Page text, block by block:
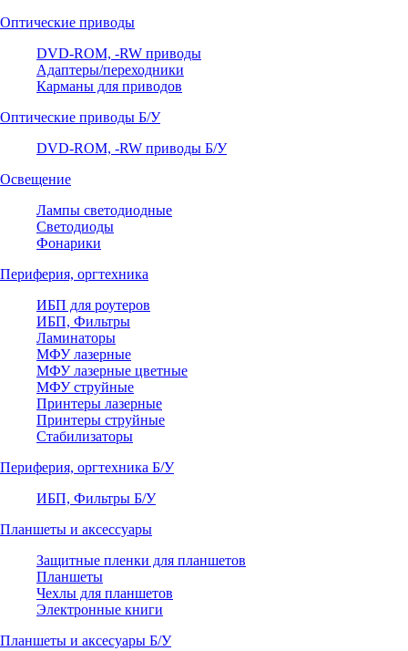
Оптические приводы
DVD-ROM, -RW приводы
Адаптеры/переходники
Карманы для приводов
Оптические приводы Б/У
DVD-ROM, -RW приводы Б/У
Освещение
Лампы светодиодные
Светодиоды
Фонарики
Периферия, оргтехника
ИБП для роутеров
ИБП, Фильтры
Ламинаторы
МФУ лазерные
МФУ лазерные цветные
МФУ струйные
Принтеры лазерные
Принтеры струйные
Стабилизаторы
Периферия, оргтехника Б/У
ИБП, Фильтры Б/У
Планшеты и аксессуары
Защитные пленки для планшетов
Планшеты
Чехлы для планшетов
Электронные книги
Планшеты и аксесуары Б/У